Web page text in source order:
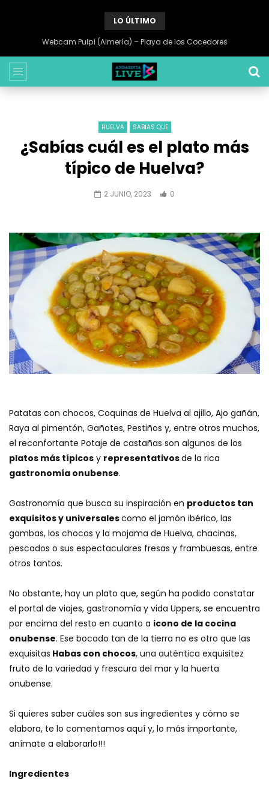
LO ÚLTIMO
Webcam Pulpí (Almería) – Playa de los Cocedores
HUELVA SABIAS QUE
¿Sabías cuál es el plato más
típico de Huelva?
2 JUNIO, 2023 0
Patatas con chocos, Coquinas de Huelva al ajillo, Ajo gañán,
Raya al pimentón, Gañotes, Pestiños y, entre otros muchos,
el reconfortante Potaje de castañas son algunos de los
platos más típicos y representativosde la rica
gastronomía onubense.
Gastronomía que busca su inspiración en productos tan
exquisitos y universalescomo el jamón ibérico, las
gambas, los chocos y la mojama de Huelva, chacinas,
pescados o sus espectaculares fresas y frambuesas, entre
otros tantos.
No obstante, hay un plato que, según ha podido constatar
el portal de viajes, gastronomía y vida Uppers, se encuentra
por encima del resto en cuanto a icono de la cocina
onubense. Ese bocado tan de la tierra no es otro que las
exquisitas Habas con chocos, una auténtica exquisitez
fruto de la variedad y frescura del mar y la huerta
onubense.
Si quieres saber cuáles son sus ingredientes y cómo se
elabora, te lo comentamos aquí y, lo más importante,
anímate a elaborarlo!!!
Ingredientes